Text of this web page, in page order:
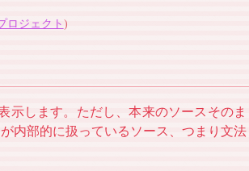
ロジェクト)
示します。ただし、本来のソースそのま
内部的に扱っているソース、つまり文法